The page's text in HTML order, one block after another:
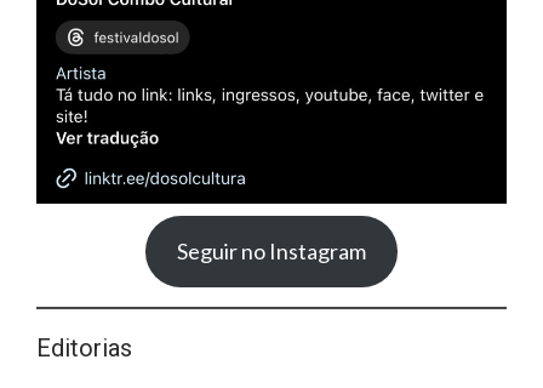
Seguir no Instagram
Editorias